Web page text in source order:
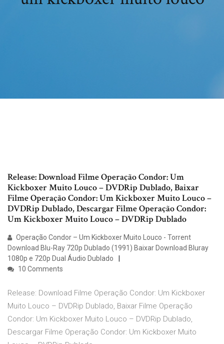
Release: Download Filme Operação Condor: Um
Kickboxer Muito Louco – DVDRip Dublado, Baixar
Filme Operação Condor: Um Kickboxer Muito Louco –
DVDRip Dublado, Descargar Filme Operação Condor:
Um Kickboxer Muito Louco – DVDRip Dublado
Operação Condor – Um Kickboxer Muito Louco - Torrent
Download Blu-Ray 720p Dublado (1991) Baixar Download Bluray
1080p e 720p Dual Áudio Dublado
10 Comments
Release: Download Filme Operação Condor: Um Kickboxer
Muito Louco – DVDRip Dublado, Baixar Filme Operação
Condor: Um Kickboxer Muito Louco – DVDRip Dublado,
Descargar Filme Operação Condor: Um Kickboxer Muito